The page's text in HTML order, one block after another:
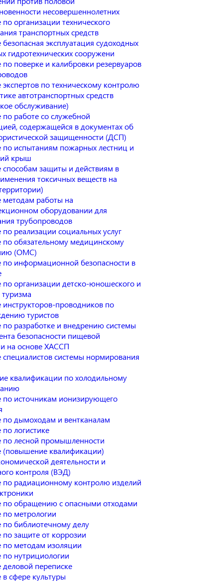
несовершеннолетних
организации технического
транспортных средств
эксплуатация судоходных
гидротехнических сооружени
поверке и калибровки резервуаров
по техническому контролю
автотранспортных средств
обслуживание)
работе со служебной
содержащейся в документах об
защищенности (ДСП)
испытаниям пожарных лестниц и
крыш
защиты и действиям в
токсичных веществ на
работы на
оборудовании для
трубопроводов
реализации социальных услуг
обязательному медицинскому
(ОМС)
информационной безопасности в
организации детско-юношеского и
туризма
проводников по
туристов
разработке и внедрению системы
безопасности пищевой
на основе ХАССП
системы нормирования
квалификации по холодильному
источникам ионизирующего
дымоходам и вентканалам
логистике
лесной промышленности
(повышение квалификации)
деятельности и
контроля (ВЭД)
радиационному контролю изделий
по обращению с опасными отходами
метрологии
библиотечному делу
защите от коррозии
методам изоляции
нутрициологии
переписке
сфере культуры